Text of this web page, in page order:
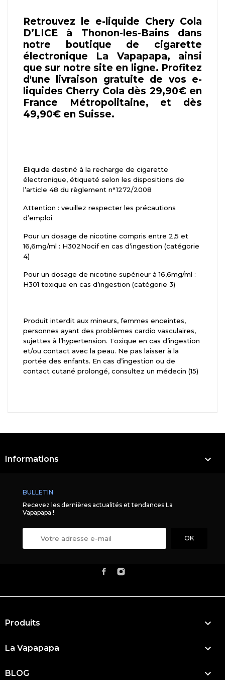
Retrouvez le e-liquide Chery Cola
D’LICE à Thonon-les-Bains dans
notre boutique de cigarette
électronique La Vapapapa, ainsi
que sur notre site en ligne. Profitez
d'une livraison gratuite de vos e-
liquides Cherry Cola dès 29,90€ en
France Métropolitaine, et dès
49,90€ en Suisse.
Eliquide destiné à la recharge de cigarette
électronique, étiqueté selon les dispositions de
l’article 48 du règlement n°1272/2008
Attention : veuillez respecter les précautions
d’emploi
Pour un dosage de nicotine compris entre 2,5 et
16,6mg/ml : H302Nocif en cas d’ingestion (catégorie
4)
Pour un dosage de nicotine supérieur à 16,6mg/ml :
H301 toxique en cas d’ingestion (catégorie 3)
Produit interdit aux mineurs, femmes enceintes,
personnes ayant des problèmes cardio vasculaires,
sujettes à l’hypertension. Toxique en cas d’ingestion
et/ou contact avec la peau. Ne pas laisser à la
portée des enfants. En cas d’ingestion ou de
contact cutané prolongé, consultez un médecin (15)
Informations 
BULLETIN
Recevez les dernières actualités et tendances La
Vapapapa !
Produits 
La Vapapapa 
BLOG 